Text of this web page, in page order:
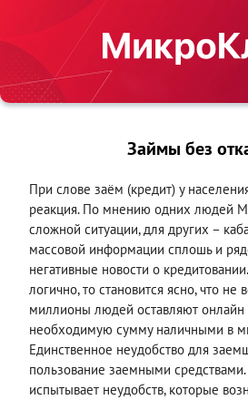
Займы без
При слове заём (кредит) у
реакция. По мнению одних людей
сложной ситуации, для других –
массовой информации сплошь и
негативные новости о
логично, то становится ясно, что не
миллионы людей оставляют онлайн
необходимую сумму наличными в
Единственное неудобство для
пользование заемными
испытывает неудобств, которые